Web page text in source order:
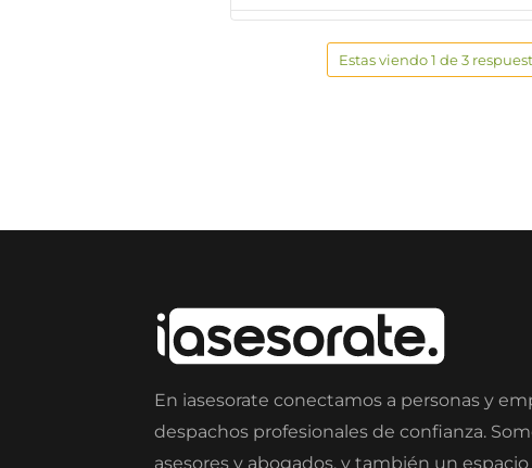
Estas viendo 1 de 3
En iasesorate conectamos a personas y
despachos profesionales de confianza.
asesores y abogados, y también un